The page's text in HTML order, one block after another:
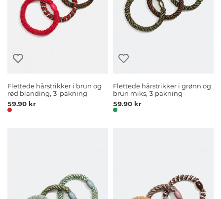
Flettede hårstrikker i brun og
rød blanding, 3-pakning
59.90 kr
Flettede hårstrikker i grønn og
brun miks, 3 pakning
59.90 kr